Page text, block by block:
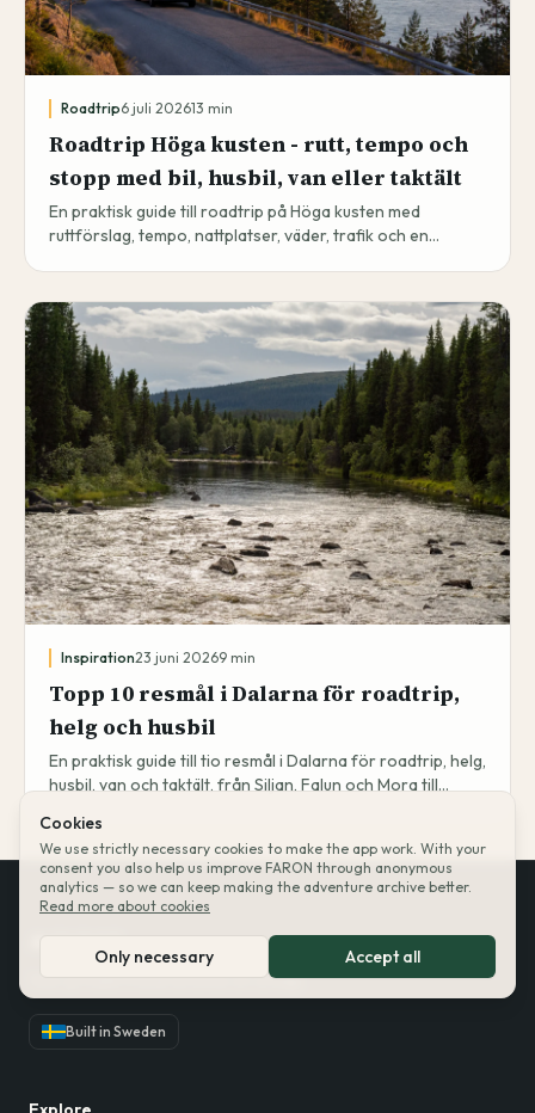
Roadtrip6 juli 202613 min
Roadtrip Höga kusten - rutt, tempo och
stopp med bil, husbil, van eller taktält
En praktisk guide till roadtrip på Höga kusten med
ruttförslag, tempo, nattplatser, väder, trafik och en
Inspiration23 juni 20269 min
Topp 10 resmål i Dalarna för roadtrip,
helg och husbil
En praktisk guide till tio resmål i Dalarna för roadtrip, helg,
husbil, van och taktält, från Siljan, Falun och Mora till
FARON
Your private travel archive on a map.
Built in Sweden
Cookies
We use strictly necessary cookies to make the app work. With your
consent you also help us improve FARON through anonymous
analytics — so we can keep making the adventure archive better.
Read more about cookies
Only necessary Accept all